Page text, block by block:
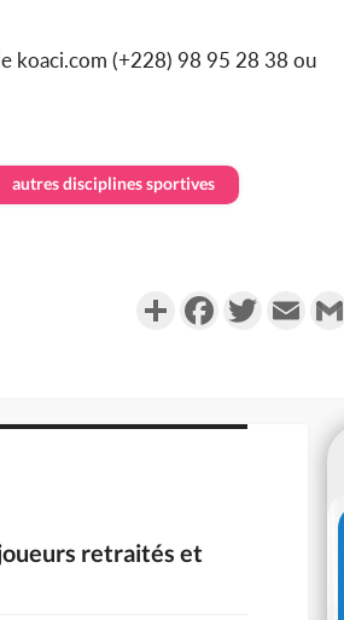
koaci.com (+228) 98 95 28 38 ou
autres disciplines sportives
PartagerFacebookTwitterEmail
retraités et